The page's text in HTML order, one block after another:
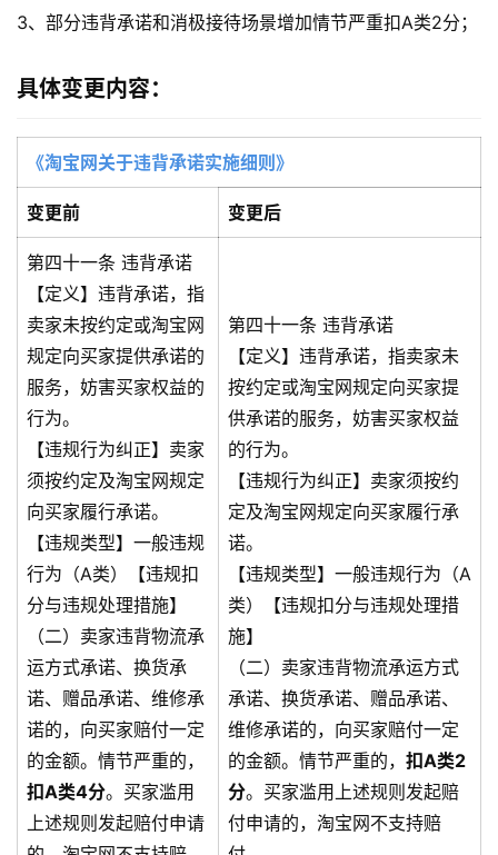
3、部分违背承诺和消极接待场景增加情节严重扣A类2分；
具体变更内容：
《淘宝网关于违背承诺实施细则》
变更前 变更后
第四十一条 违背承诺
【定义】违背承诺，指
卖家未按约定或淘宝网
规定向买家提供承诺的
服务，妨害买家权益的
行为。
【违规行为纠正】卖家
须按约定及淘宝网规定
向买家履行承诺。
【违规类型】一般违规
行为（A类）【违规扣
分与违规处理措施】
（二）卖家违背物流承
运方式承诺、换货承
诺、赠品承诺、维修承
诺的，向买家赔付一定
的金额。情节严重的，
扣A类4分。买家滥用
上述规则发起赔付申请
第四十一条 违背承诺
【定义】违背承诺，指卖家未
按约定或淘宝网规定向买家提
供承诺的服务，妨害买家权益
的行为。
【违规行为纠正】卖家须按约
定及淘宝网规定向买家履行承
诺。
【违规类型】一般违规行为（A
类）【违规扣分与违规处理措
施】
（二）卖家违背物流承运方式
承诺、换货承诺、赠品承诺、
维修承诺的，向买家赔付一定
的金额。情节严重的， 扣A类2
分。买家滥用上述规则发起赔
付申请的，淘宝网不支持赔